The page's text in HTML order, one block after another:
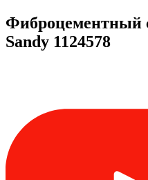
Фиброцементный
Sandy 1124578